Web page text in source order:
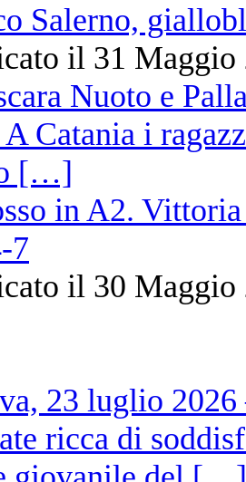
Salerno,
il 31 Maggio
in A2.
7
il 30 Maggio